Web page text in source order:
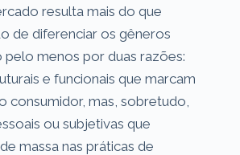
resulta mais do que
de diferenciar os gêneros
pelo menos por duas razões:
e funcionais que marcam
consumidor, mas, sobretudo,
ou subjetivas que
massa nas práticas de